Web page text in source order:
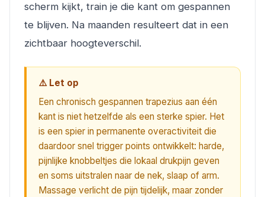
scherm kijkt, train je die kant om gespannen
te blijven. Na maanden resulteert dat in een
zichtbaar hoogteverschil.
⚠️ Let op
Een chronisch gespannen trapezius aan één
kant is niet hetzelfde als een sterke spier. Het
is een spier in permanente overactiviteit die
daardoor snel trigger points ontwikkelt: harde,
pijnlijke knobbeltjes die lokaal drukpijn geven
en soms uitstralen naar de nek, slaap of arm.
Massage verlicht de pijn tijdelijk, maar zonder